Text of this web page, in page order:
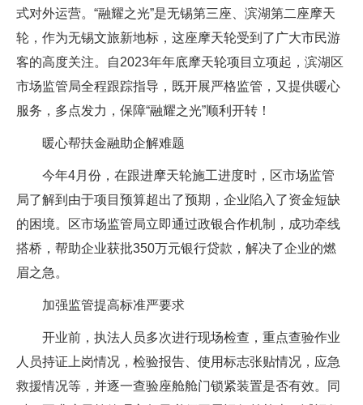
式对外运营。“融耀之光”是无锡第三座、滨湖第二座摩天
轮，作为无锡文旅新地标，这座摩天轮受到了广大市民游
客的高度关注。自2023年年底摩天轮项目立项起，滨湖区
市场监管局全程跟踪指导，既开展严格监管，又提供暖心
服务，多点发力，保障“融耀之光”顺利开转！
暖心帮扶金融助企解难题
今年4月份，在跟进摩天轮施工进度时，区市场监管
局了解到由于项目预算超出了预期，企业陷入了资金短缺
的困境。区市场监管局立即通过政银合作机制，成功牵线
搭桥，帮助企业获批350万元银行贷款，解决了企业的燃
眉之急。
加强监管提高标准严要求
开业前，执法人员多次进行现场检查，重点查验作业
人员持证上岗情况，检验报告、使用标志张贴情况，应急
救援情况等，并逐一查验座舱舱门锁紧装置是否有效。同